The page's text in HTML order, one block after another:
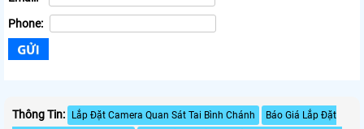
Phone:
Thông Tin: Lắp Đặt Camera Quan Sát Tai Bình Chánh
Báo Giá Lắp Đặt